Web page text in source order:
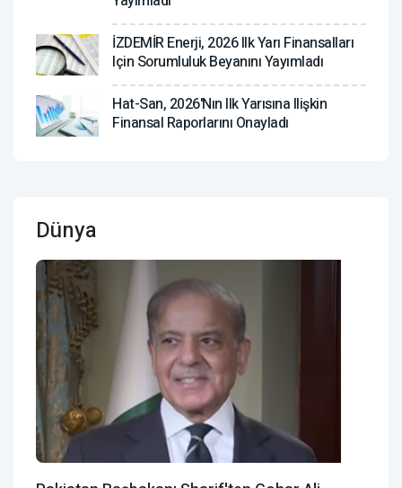
İZDEMİR Enerji, 2026 Ilk Yarı Finansalları
Için Sorumluluk Beyanını Yayımladı
Hat-San, 2026'nın Ilk Yarısına Ilişkin
Finansal Raporlarını Onayladı
Dünya